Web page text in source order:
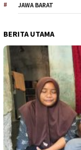
JAWA BARAT
BERITA UTAMA